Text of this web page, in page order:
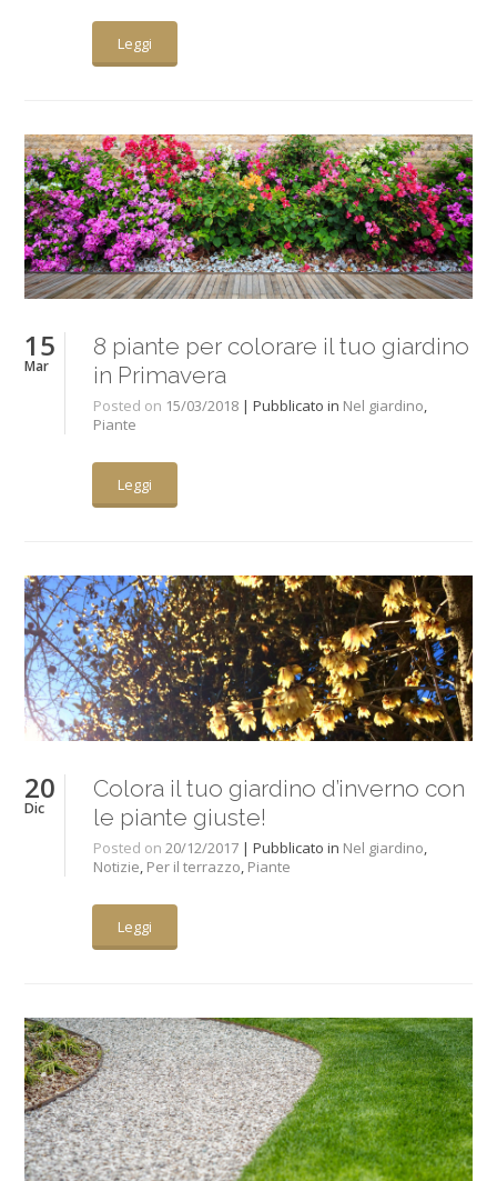
Leggi
15
Mar
8 piante per colorare il tuo giardino
in Primavera
Posted on 15/03/2018 | Pubblicato in Nel giardino,
Piante
Leggi
20
Dic
Colora il tuo giardino d’inverno con
le piante giuste!
Posted on 20/12/2017 | Pubblicato in Nel giardino
Notizie Per il terrazzo Piante
Leggi